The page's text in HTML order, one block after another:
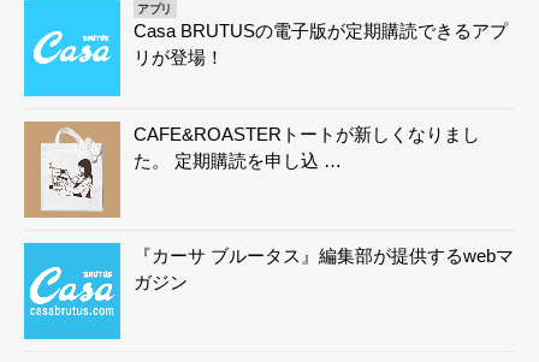
アプリ
Casa BRUTUSの電子版が定期購読できるアプ
リが登場！
CAFE&ROASTERトートが新しくなりまし
た。 定期購読を申し込 …
『カーサ ブルータス』編集部が提供するwebマ
ガジン